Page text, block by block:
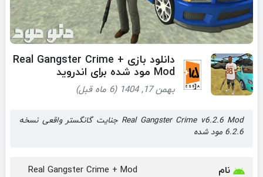
دانلود بازی Real Gangster Crime +
Mod مود شده برای اندروید
بهمن 17, 1404 (6 ماه قبل)
Real Gangster Crime v6.2.6 Mod جنایت گانگستر واقعی نسخه
6.2.6 مود شده
نام Real Gangster Crime + Mod